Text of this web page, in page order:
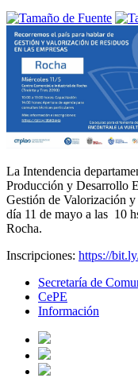
La Intendencia
Producción y Desarrollo
Gestión de Valorización y
día 11 de mayo a las 10
Rocha.
Inscripciones: https://
Secretaría de
CePE
Información